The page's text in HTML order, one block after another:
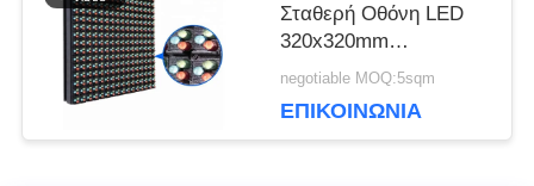
ΠΟΛΙΤΙΚΉ
ΜΥΣΤΙΚΌΤΗΤΑΣ
Σταθερή Οθόνη LED
320x320mm
Μπροστινή Συντήρηση
negotiable MOQ:5sqm
ΕΠΙΚΟΙΝΩΝΊΑ